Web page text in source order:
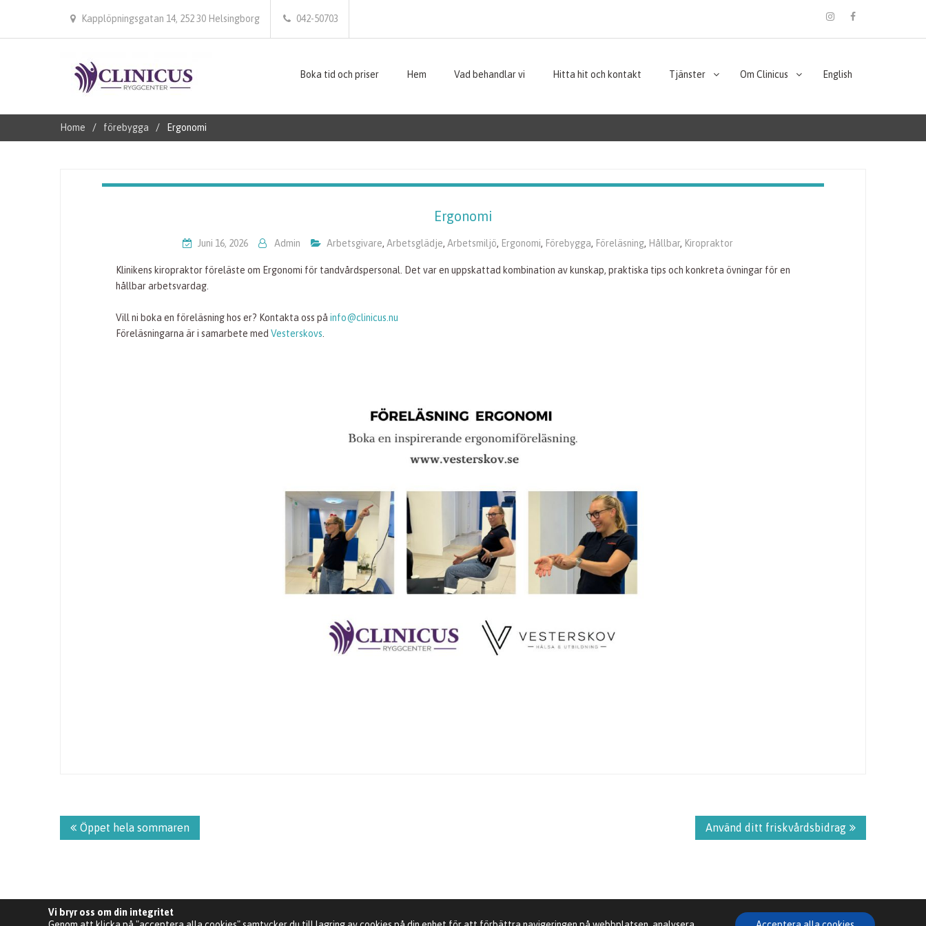
Kapplöpningsgatan 14, 252 30 Helsingborg
042-50703
Boka tid och priser Hem Vad behandlar vi Hitta hit och kontakt Tjänster Om Clinicus English
Home förebygga Ergonomi
Ergonomi
Juni 16, 2026 Admin Arbetsgivare, Arbetsglädje, Arbetsmiljö, Ergonomi, Förebygga, Föreläsning, Hållbar, Kiropraktor
Klinikens kiropraktor föreläste om Ergonomi för tandvårdspersonal. Det var en uppskattad kombination av kunskap, praktiska tips och konkreta övningar för en
hållbar arbetsvardag.
Vill ni boka en föreläsning hos er? Kontakta oss på info@clinicus.nu
Föreläsningarna är i samarbete med Vesterskovs
Öppet hela sommaren Använd ditt friskvårdsbidrag
Vi bryr oss om din integritet